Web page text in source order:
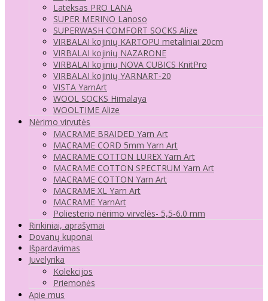
Lateksas PRO LANA
SUPER MERINO Lanoso
SUPERWASH COMFORT SOCKS Alize
VIRBALAI kojinių KARTOPU metaliniai 20cm
VIRBALAI kojinių NAZARONE
VIRBALAI kojinių NOVA CUBICS KnitPro
VIRBALAI kojinių YARNART-20
VISTA YarnArt
WOOL SOCKS Himalaya
WOOLTIME Alize
Nėrimo virvutės
MACRAME BRAIDED Yarn Art
MACRAME CORD 5mm Yarn Art
MACRAME COTTON LUREX Yarn Art
MACRAME COTTON SPECTRUM Yarn Art
MACRAME COTTON Yarn Art
MACRAME XL Yarn Art
MACRAME YarnArt
Poliesterio nėrimo virvelės- 5,5-6.0 mm
Rinkiniai, aprašymai
Dovanų kuponai
Išpardavimas
Juvelyrika
Kolekcijos
Priemonės
Apie mus